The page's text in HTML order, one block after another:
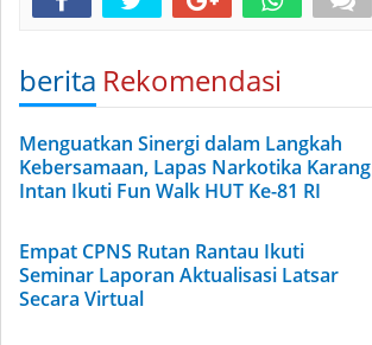
berita Rekomendasi
Menguatkan Sinergi dalam Langkah
Kebersamaan, Lapas Narkotika Karang
Intan Ikuti Fun Walk HUT Ke-81 RI
Empat CPNS Rutan Rantau Ikuti
Seminar Laporan Aktualisasi Latsar
Secara Virtual